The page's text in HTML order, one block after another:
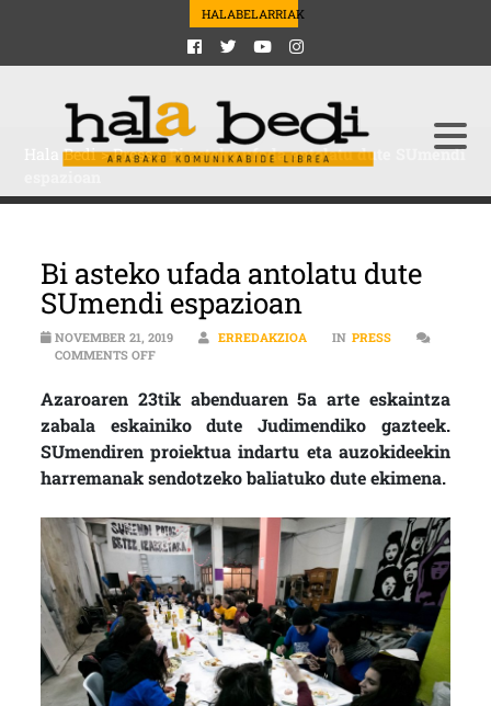
HALABELARRIAK
Hala Bedi>Press>Bi asteko ufada antolatu dute SUmendi
Bi asteko ufada antolatu dute
SUmendi espazioan
NOVEMBER 21, 2019 ERREDAKZIOA IN PRESS
COMMENTS OFFON BI ASTEKO UFADA ANTOLATU DUTE SUMENDI
Azaroaren 23tik abenduaren 5a arte eskaintza
zabala eskainiko dute Judimendiko gazteek.
SUmendiren proiektua indartu eta auzokideekin
harremanak sendotzeko baliatuko dute ekimena.